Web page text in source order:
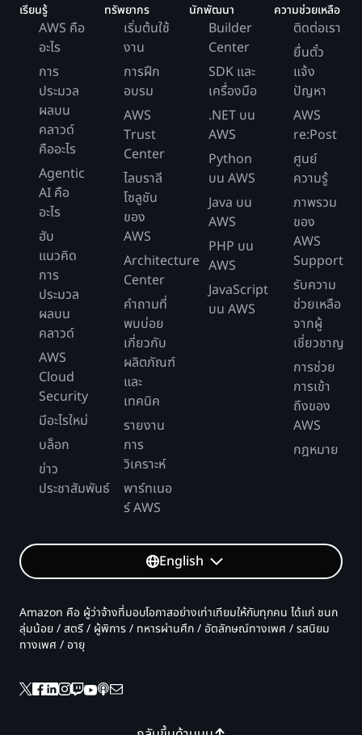
เรียนรู้
AWS คือ
อะไร
การ
ประมวล
ผลบน
คลาวด์
คืออะไร
Agentic
AI คือ
อะไร
ฮับ
แนวคิด
การ
ประมวล
ผลบน
คลาวด์
AWS
Cloud
Security
มีอะไรใหม่
บล็อก
ข่าว
ประชาสัมพันธ์
ทรัพยากร
เริ่มต้นใช้
งาน
การฝึก
อบรม
AWS
Trust
Center
ไลบราลี
โซลูชัน
ของ
AWS
Architecture
Center
คำถามที่
พบบ่อย
เกี่ยวกับ
ผลิตภัณฑ์
และ
เทคนิค
รายงาน
การ
วิเคราะห์
พาร์ทเนอ
ร์ AWS
นักพัฒนา
Builder
Center
SDK และ
เครื่องมือ
.NET บน
AWS
Python
บน AWS
Java บน
AWS
PHP บน
AWS
JavaScript
บน AWS
ความช่วยเหลือ
ติดต่อเรา
ยื่นตั๋ว
แจ้ง
ปัญหา
AWS
re:Post
ศูนย์
ความรู้
ภาพรวม
ของ
AWS
Support
รับความ
ช่วยเหลือ
จากผู้
เชี่ยวชาญ
การช่วย
การเข้า
ถึงของ
AWS
กฎหมาย
English
Amazon คือ ผู้ว่าจ้างที่มอบโอกาสอย่างเท่าเทียมให้กับทุกคน ได้แก่ ชนก
ลุ่มน้อย / สตรี / ผู้พิการ / ทหารผ่านศึก / อัตลักษณ์ทางเพศ / รสนิยม
ทางเพศ / อายุ